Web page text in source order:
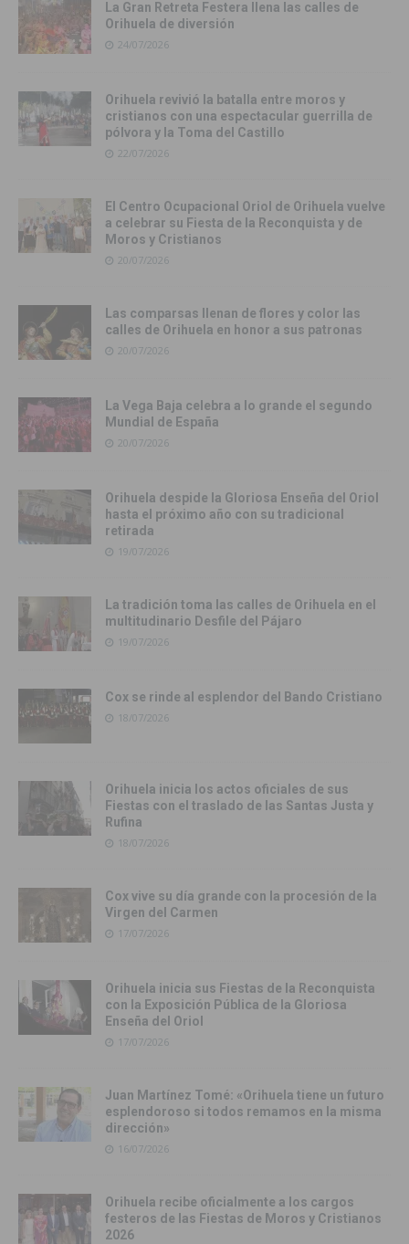
La Gran Retreta Festera llena las calles de
Orihuela de diversión
24/07/2026
Orihuela revivió la batalla entre moros y
cristianos con una espectacular guerrilla de
pólvora y la Toma del Castillo
22/07/2026
El Centro Ocupacional Oriol de Orihuela vuelve
a celebrar su Fiesta de la Reconquista y de
Moros y Cristianos
20/07/2026
Las comparsas llenan de flores y color las
calles de Orihuela en honor a sus patronas
20/07/2026
La Vega Baja celebra a lo grande el segundo
Mundial de España
20/07/2026
Orihuela despide la Gloriosa Enseña del Oriol
hasta el próximo año con su tradicional
retirada
19/07/2026
La tradición toma las calles de Orihuela en el
multitudinario Desfile del Pájaro
19/07/2026
Cox se rinde al esplendor del Bando Cristiano
18/07/2026
Orihuela inicia los actos oficiales de sus
Fiestas con el traslado de las Santas Justa y
Rufina
18/07/2026
Cox vive su día grande con la procesión de la
Virgen del Carmen
17/07/2026
Orihuela inicia sus Fiestas de la Reconquista
con la Exposición Pública de la Gloriosa
Enseña del Oriol
17/07/2026
Juan Martínez Tomé: «Orihuela tiene un futuro
esplendoroso si todos remamos en la misma
dirección»
16/07/2026
Orihuela recibe oficialmente a los cargos
festeros de las Fiestas de Moros y Cristianos
2026